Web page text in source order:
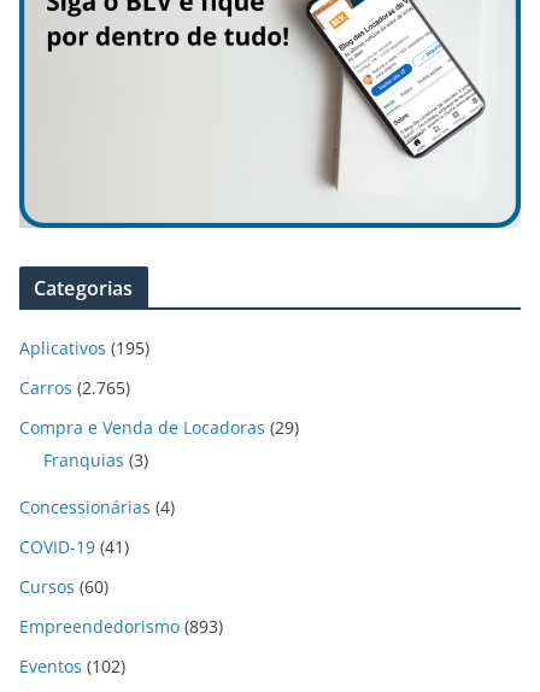
Categorias
Aplicativos (195)
Carros (2.765)
Compra e Venda de Locadoras (29)
Franquias (3)
Concessionárias (4)
COVID-19 (41)
Cursos (60)
Empreendedorismo (893)
Eventos (102)